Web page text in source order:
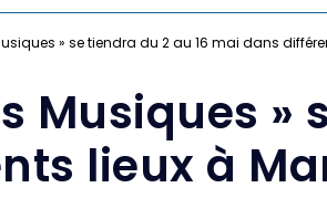
» se tiendra du 2 au 16 mai dans
Musiques »
lieux à